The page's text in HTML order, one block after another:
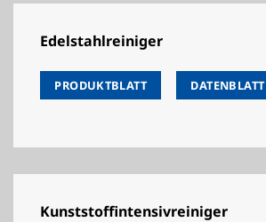
Edelstahlreiniger
PRODUKTBLATT DATENBLATT
Kunststoffintensivreiniger